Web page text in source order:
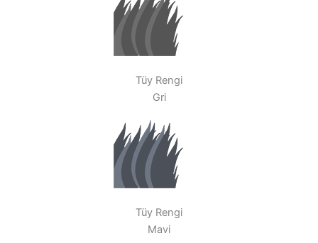
Tüy Rengi
Gri
Tüy Rengi
Mavi